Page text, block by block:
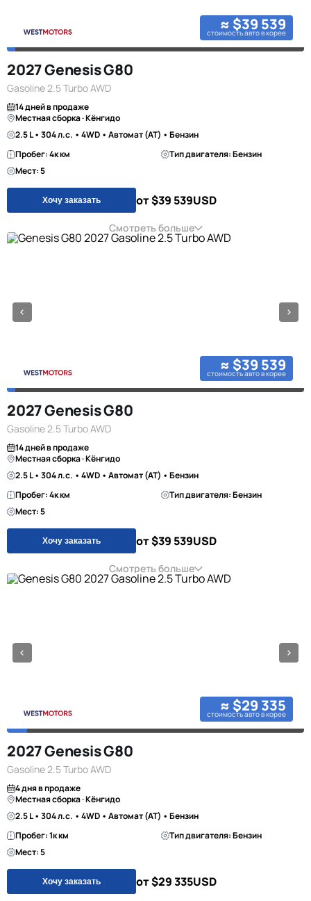
≈ $39 539
стоимость авто в корее
2027 Genesis G80
Gasoline 2.5 Turbo AWD
14 дней в продаже
Местная сборка · Кёнгидо
2.5 L • 304 л.с. • 4WD • Автомат (AT) • Бензин
Пробег: 4к км
Тип двигателя: Бензин
Мест: 5
Хочу заказать от $39 539USD
Смотреть больше
≈ $39 539
стоимость авто в корее
2027 Genesis G80
Gasoline 2.5 Turbo AWD
14 дней в продаже
Местная сборка · Кёнгидо
2.5 L • 304 л.с. • 4WD • Автомат (AT) • Бензин
Пробег: 4к км
Тип двигателя: Бензин
Мест: 5
Хочу заказать от $39 539USD
Смотреть больше
≈ $29 335
стоимость авто в корее
2027 Genesis G80
Gasoline 2.5 Turbo AWD
4 дня в продаже
Местная сборка · Кёнгидо
2.5 L • 304 л.с. • 4WD • Автомат (AT) • Бензин
Пробег: 1к км
Тип двигателя: Бензин
Мест: 5
Хочу заказать от $29 335USD